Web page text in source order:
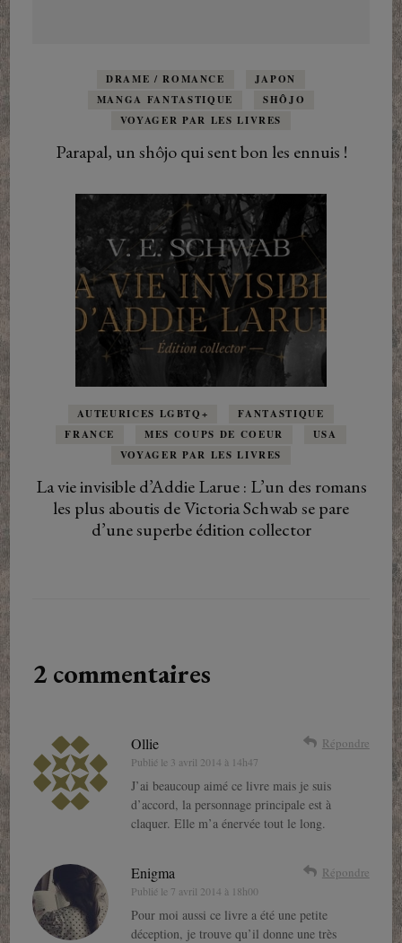
DRAME / ROMANCE
JAPON
MANGA FANTASTIQUE
SHÔJO
VOYAGER PAR LES LIVRES
Parapal, un shôjo qui sent bon les ennuis !
AUTEURICES LGBTQ+
FANTASTIQUE
FRANCE
MES COUPS DE COEUR
USA
VOYAGER PAR LES LIVRES
La vie invisible d’Addie Larue : L’un des romans
les plus aboutis de Victoria Schwab se pare
d’une superbe édition collector
2 commentaires
Ollie
Publié le 3 avril 2014 à 14h47
Répondre
J’ai beaucoup aimé ce livre mais je suis
d’accord, la personnage principale est à
claquer. Elle m’a énervée tout le long.
Enigma
Publié le 7 avril 2014 à 18h00
Répondre
Pour moi aussi ce livre a été une petite
déception, je trouve qu’il donne une très